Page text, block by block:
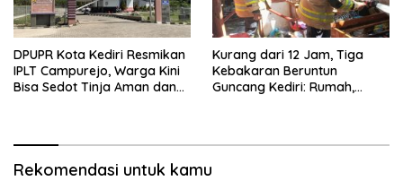
DPUPR Kota Kediri Resmikan
IPLT Campurejo, Warga Kini
Bisa Sedot Tinja Aman dan
Kurang dari 12 Jam, Tiga
Kebakaran Beruntun
Guncang Kediri: Rumah,
Rekomendasi untuk kamu